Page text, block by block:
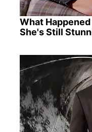
What
She's Still